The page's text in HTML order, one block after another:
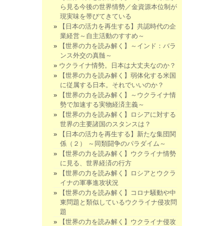
ら見る今後の世界情勢／金資源本位制が
現実味を帯びてきている
【日本の活力を再生する】共認時代の企
業経営～自主活動のすすめ～
【世界の力を読み解く】～インド：バラ
ンス外交の真髄～
ウクライナ情勢。日本は大丈夫なのか？
【世界の力を読み解く】弱体化する米国
に従属する日本。それでいいのか？
【世界の力を読み解く】～ウクライナ情
勢で加速する実物経済主義～
【世界の力を読み解く】ロシアに対する
世界の主要諸国のスタンスは？
【日本の活力を再生する】新たな集団関
係（２） ～同類闘争のパラダイム～
【世界の力を読み解く】ウクライナ情勢
に見る、世界経済の行方
【世界の力を読み解く】ロシアとウクラ
イナの軍事進攻状況
【世界の力を読み解く】コロナ騒動や中
東問題と類似しているウクライナ侵攻問
題
【世界の力を読み解く】ウクライナ侵攻